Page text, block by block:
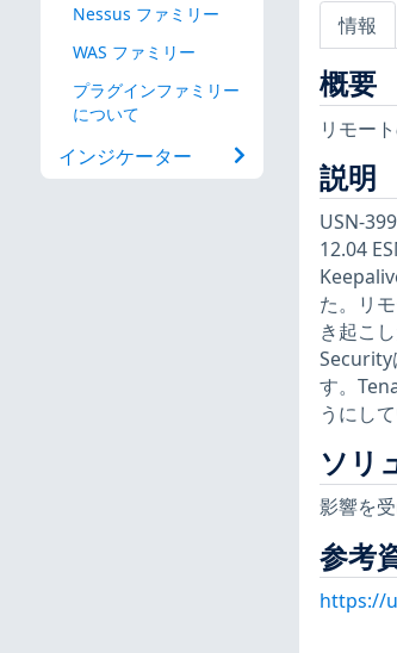
Nessus ファミリー
WAS ファミリー
プラグインファミリー
について
インジケーター
情報
概要
リモー
説明
USN-
12.04
た。リ
き起こ
Security
す。
うにして
ソリ
影響を
参考
https://